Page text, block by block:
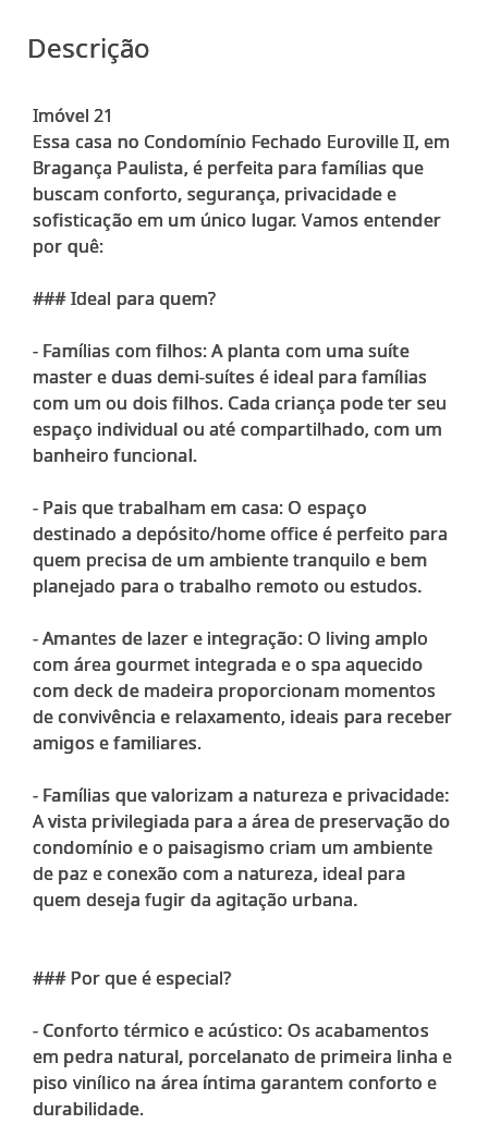
Descrição
Imóvel 21
Essa casa no Condomínio Fechado Euroville II, em
Bragança Paulista, é perfeita para famílias que
buscam conforto, segurança, privacidade e
sofisticação em um único lugar. Vamos entender
por quê:
### Ideal para quem?
- Famílias com filhos: A planta com uma suíte
master e duas demi-suítes é ideal para famílias
com um ou dois filhos. Cada criança pode ter seu
espaço individual ou até compartilhado, com um
banheiro funcional.
- Pais que trabalham em casa: O espaço
destinado a depósito/home office é perfeito para
quem precisa de um ambiente tranquilo e bem
planejado para o trabalho remoto ou estudos.
- Amantes de lazer e integração: O living amplo
com área gourmet integrada e o spa aquecido
com deck de madeira proporcionam momentos
de convivência e relaxamento, ideais para receber
amigos e familiares.
- Famílias que valorizam a natureza e privacidade:
A vista privilegiada para a área de preservação do
condomínio e o paisagismo criam um ambiente
de paz e conexão com a natureza, ideal para
quem deseja fugir da agitação urbana.
### Por que é especial?
- Conforto térmico e acústico: Os acabamentos
em pedra natural, porcelanato de primeira linha e
piso vinílico na área íntima garantem conforto e
durabilidade.